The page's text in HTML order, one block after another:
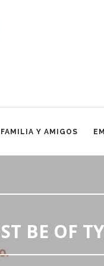
FAMILIA Y AMIGOS
BE OF